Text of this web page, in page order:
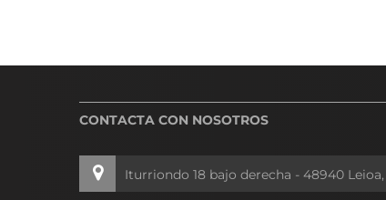
CONTACTA CON NOSOTROS
Iturriondo 18 bajo derecha - 48940